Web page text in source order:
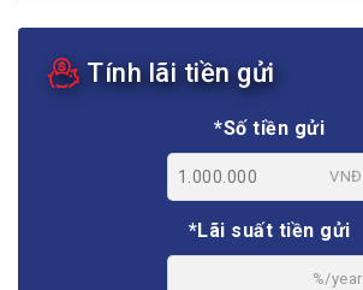
Tính lãi tiền gửi
*Số tiền gửi
VNĐ
*Lãi suất tiền gửi
%/year